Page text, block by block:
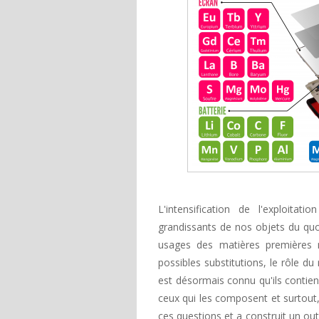
L'intensification de
grandissants de nos objets du
usages des matières
possibles substitutions, le rôle du
est désormais connu qu'ils
ceux qui les composent et
ces questions et a construit un